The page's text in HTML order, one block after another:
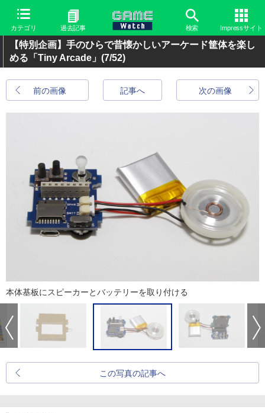
カテゴリ 過去記事 検索 Impressサイト
【特別企画】手のひらで昔懐かしいアーケード筐体を楽し
める「Tiny Arcade」 (7/52)
前の画像 次の画像
記事へ
本体基板にスピーカーとバッテリーを取り付ける
この写真の記事へ